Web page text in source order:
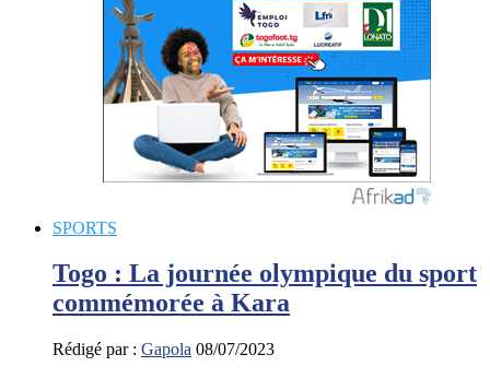
SPORTS
Togo : La journée olympique du sport
commémorée à Kara
Rédigé par : Gapola 08/07/2023